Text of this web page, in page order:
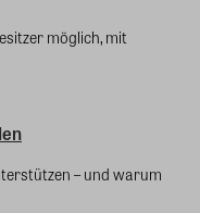
möglich, mit
– und warum